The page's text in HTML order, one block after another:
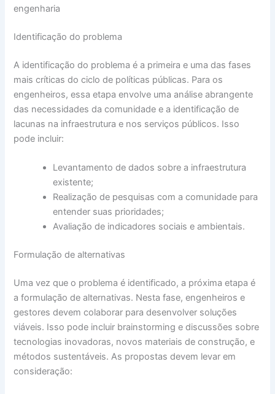
engenharia
Identificação do problema
A identificação do problema é a primeira e uma das fases
mais críticas do ciclo de políticas públicas. Para os
engenheiros, essa etapa envolve uma análise abrangente
das necessidades da comunidade e a identificação de
lacunas na infraestrutura e nos serviços públicos. Isso
pode incluir:
Levantamento de dados sobre a infraestrutura
existente;
Realização de pesquisas com a comunidade para
entender suas prioridades;
Avaliação de indicadores sociais e ambientais.
Formulação de alternativas
Uma vez que o problema é identificado, a próxima etapa é
a formulação de alternativas. Nesta fase, engenheiros e
gestores devem colaborar para desenvolver soluções
viáveis. Isso pode incluir brainstorming e discussões sobre
tecnologias inovadoras, novos materiais de construção, e
métodos sustentáveis. As propostas devem levar em
consideração: